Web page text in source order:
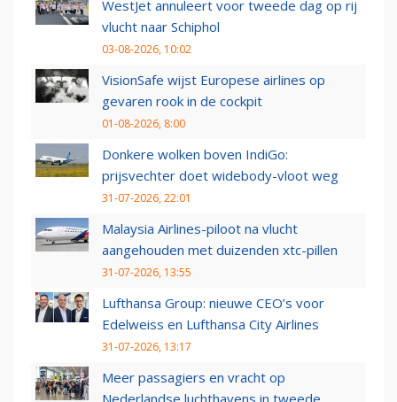
WestJet annuleert voor tweede dag op rij
vlucht naar Schiphol
03-08-2026, 10:02
VisionSafe wijst Europese airlines op
gevaren rook in de cockpit
01-08-2026, 8:00
Donkere wolken boven IndiGo:
prijsvechter doet widebody-vloot weg
31-07-2026, 22:01
Malaysia Airlines-piloot na vlucht
aangehouden met duizenden xtc-pillen
31-07-2026, 13:55
Lufthansa Group: nieuwe CEO’s voor
Edelweiss en Lufthansa City Airlines
31-07-2026, 13:17
Meer passagiers en vracht op